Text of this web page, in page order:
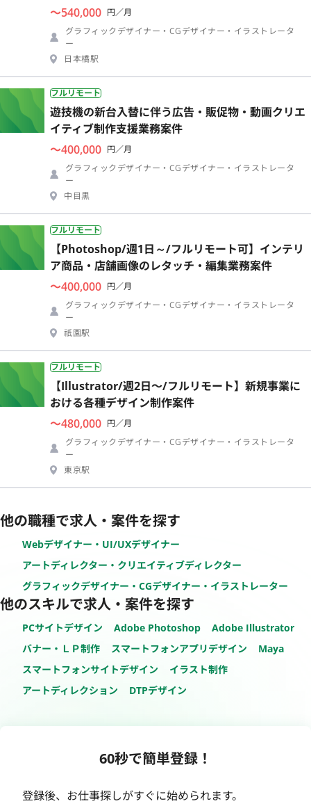
〜540,000 円／月
グラフィックデザイナー・CGデザイナー・イラストレータ
ー
日本橋駅
フルリモート
遊技機の新台入替に伴う広告・販促物・動画クリエ
イティブ制作支援業務案件
〜400,000 円／月
グラフィックデザイナー・CGデザイナー・イラストレータ
ー
中目黒
フルリモート
【Photoshop/週1日～/フルリモート可】インテリ
ア商品・店舗画像のレタッチ・編集業務案件
〜400,000 円／月
グラフィックデザイナー・CGデザイナー・イラストレータ
ー
祇園駅
フルリモート
【Illustrator/週2日〜/フルリモート】新規事業に
おける各種デザイン制作案件
〜480,000 円／月
グラフィックデザイナー・CGデザイナー・イラストレータ
ー
東京駅
他の職種で求人・案件を探す
Webデザイナー・UI/UXデザイナー
アートディレクター・クリエイティブディレクター
グラフィックデザイナー・CGデザイナー・イラストレーター
他のスキルで求人・案件を探す
PCサイトデザイン Adobe Photoshop
Adobe Illustrator
バナー・ＬＰ制作
スマートフォンアプリデザイン
Maya
スマートフォンサイトデザイン
イラスト制作
アートディレクション
DTPデザイン
60秒で簡単登録！
登録後、お仕事探しがすぐに始められます。